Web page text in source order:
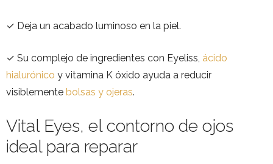
✓ Deja un acabado luminoso en la piel.
✓ Su complejo de ingredientes con Eyeliss, ácido
hialurónico y vitamina K óxido ayuda a reducir
visiblemente bolsas y ojeras.
Vital Eyes, el contorno de ojos
ideal para reparar